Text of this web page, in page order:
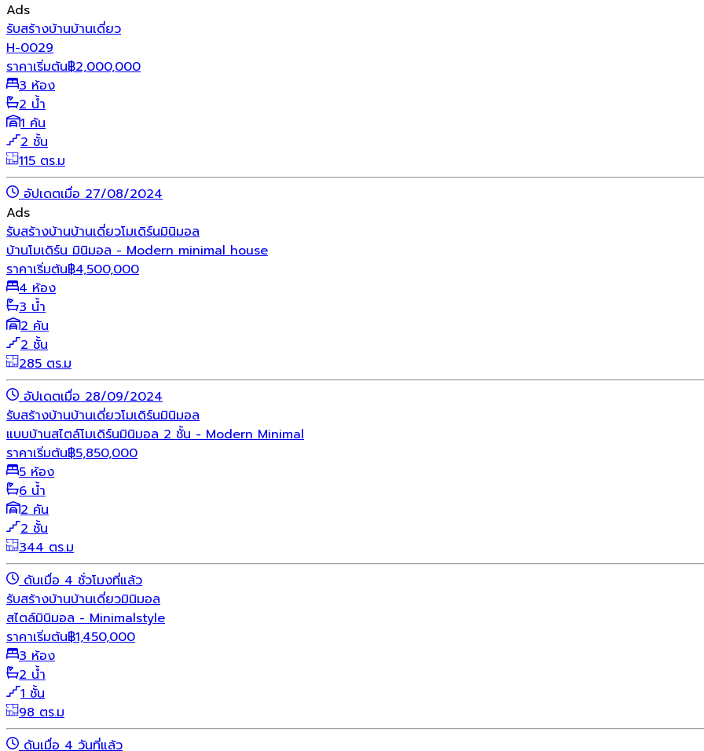
Ads
รับสร้างบ้านบ้านเดี่ยว
H-0029
ราคาเริ่มต้น฿2,000,000
3 ห้อง
2 น้ำ
1 คัน
2 ชั้น
115 ตร.ม
อัปเดตเมื่อ 27/08/2024
Ads
รับสร้างบ้านบ้านเดี่ยวโมเดิร์นมินิมอล
บ้านโมเดิร์น มินิมอล - Modern minimal house
ราคาเริ่มต้น฿4,500,000
4 ห้อง
3 น้ำ
2 คัน
2 ชั้น
285 ตร.ม
อัปเดตเมื่อ 28/09/2024
รับสร้างบ้านบ้านเดี่ยวโมเดิร์นมินิมอล
แบบบ้านสไตล์โมเดิร์นมินิมอล 2 ชั้น - Modern Minimal
ราคาเริ่มต้น฿5,850,000
5 ห้อง
6 น้ำ
2 คัน
2 ชั้น
344 ตร.ม
ดันเมื่อ 4 ชั่วโมงที่แล้ว
รับสร้างบ้านบ้านเดี่ยวมินิมอล
สไตล์มินิมอล - Minimalstyle
ราคาเริ่มต้น฿1,450,000
3 ห้อง
2 น้ำ
1 ชั้น
98 ตร.ม
ดันเมื่อ 4 วันที่แล้ว